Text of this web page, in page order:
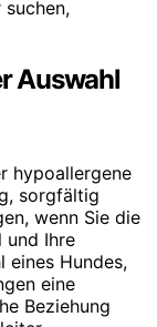
Auswahl
hypoallergene
sorgfältig
wenn Sie die
und Ihre
eines Hundes,
eine
Beziehung